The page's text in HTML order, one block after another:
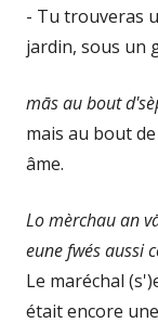
- Tu trouveras
jardin, sous un
mās au bout
mais au bout
âme.
Lo mèrchau an
eune fwés aussi
Le maréchal
était encore